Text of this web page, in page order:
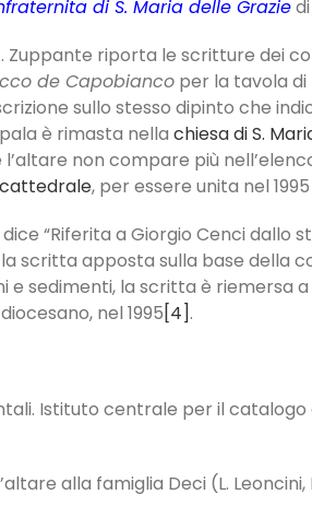
di S. Maria delle Grazie
Zuppante riporta le scritture dei
de Capobianco per la tavola di
sullo stesso dipinto che
pala è rimasta nella chiesa di S.
non compare più
cattedrale, per essere unita nel
dice “Riferita a Giorgio Cenci
scritta apposta sulla base della
e sedimenti, la scritta è riemersa
nel 1995[4].
Istituto centrale per il
alla famiglia Deci (L. Leoncini,